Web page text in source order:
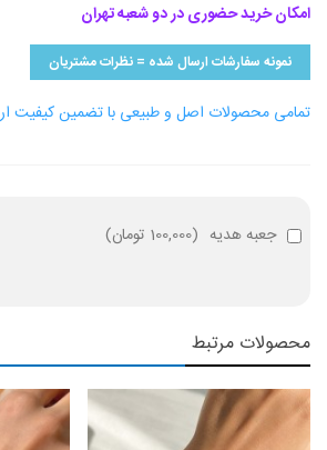
امکان خرید حضوری در دو شعبه تهران
نمونه سفارشات ارسال شده = نظرات مشتریان
تمامی محصولات اصل و طبیعی با تضمین کیفیت
جعبه هدیه (100,000 تومان )
محصولات مرتبط